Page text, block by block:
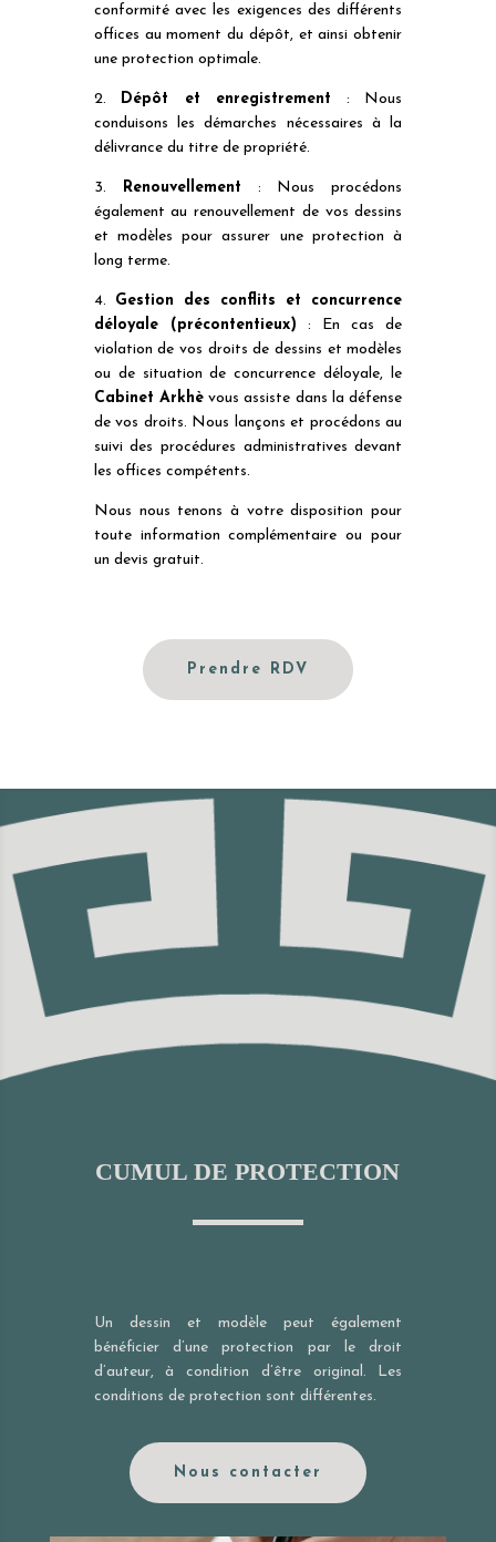
conformité avec les exigences des différents
offices au moment du dépôt, et ainsi obtenir
une protection optimale.
2. Dépôt et enregistrement : Nous
conduisons les démarches nécessaires à la
délivrance du titre de propriété.
3. Renouvellement : Nous procédons
également au renouvellement de vos dessins
et modèles pour assurer une protection à
long terme.
4. Gestion des conflits et concurrence
déloyale (précontentieux) : En cas de
violation de vos droits de dessins et modèles
ou de situation de concurrence déloyale, le
Cabinet Arkhè vous assiste dans la défense
de vos droits. Nous lançons et procédons au
suivi des procédures administratives devant
les offices compétents.
Nous nous tenons à votre disposition pour
toute information complémentaire ou pour
un devis gratuit.
Prendre RDV
CUMUL DE PROTECTION
Un dessin et modèle peut également
bénéficier d’une protection par le droit
d’auteur, à condition d’être original. Les
conditions de protection sont différentes.
Nous contacter